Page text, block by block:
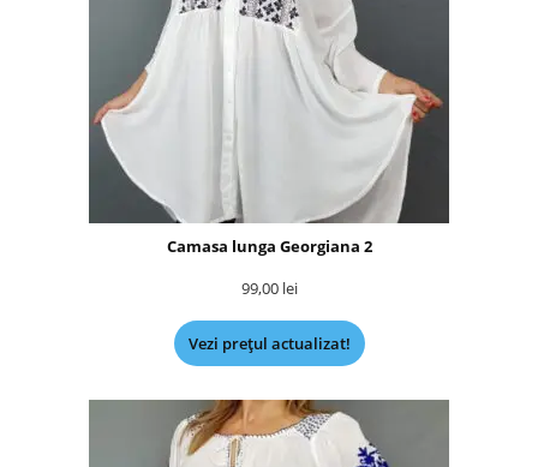
Camasa lunga Georgiana 2
99,00 lei
Vezi prețul actualizat!